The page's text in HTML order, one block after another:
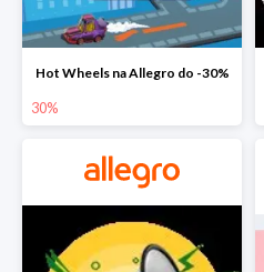
Hot Wheels na Allegro do -30%
30%